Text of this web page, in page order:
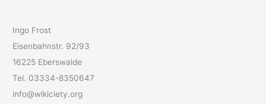
Ingo Frost
Eisenbahnstr. 92/93
16225 Eberswalde
Tel. 03334-8350647
info@wikiciety.org